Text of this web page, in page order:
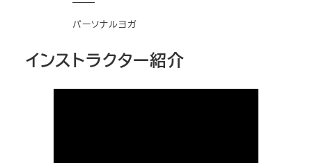
パーソナルヨガ
インストラクター紹介